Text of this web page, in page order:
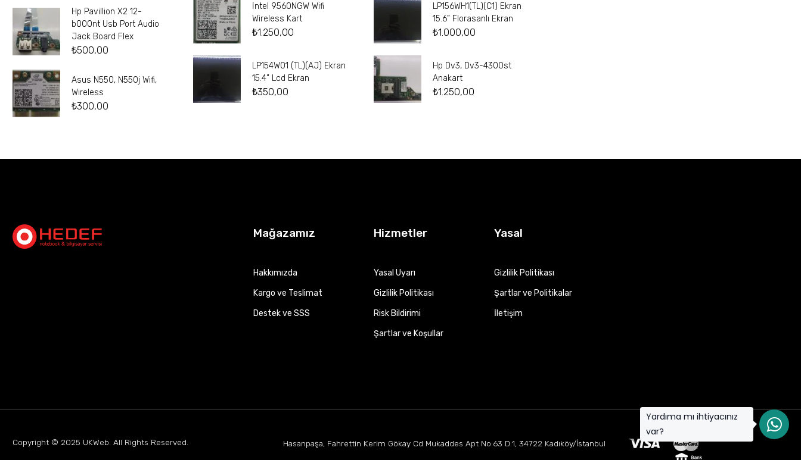
Hp Pavillion X2 12-
b000nt Usb Port Audio
Jack Board Flex
₺500,00
Asus N550, N550j Wifi,
Wireless
₺300,00
İntel 9560NGW Wifi
Wireless Kart
₺1.250,00
LP154W01 (TL)(AJ) Ekran
15.4” Lcd Ekran
₺350,00
LP156WH1(TL)(C1) Ekran
15.6” Florasanlı Ekran
₺1.000,00
Hp Dv3, Dv3-4300st
Anakart
₺1.250,00
Mağazamız
Hakkımızda
Kargo ve Teslimat
Destek ve SSS
Hizmetler
Yasal Uyarı
Gizlilik Politikası
Risk Bildirimi
Şartlar ve Koşullar
Yasal
Gizlilik Politikası
Şartlar ve Politikalar
İletişim
Copyright © 2025 UKWeb . All Rights Reserved. Hasanpaşa, Fahrettin Kerim Gökay Cd Mukaddes Apt No:63 D:1, 34722 Kadıköy/İstanbul
Yardıma mı ihtiyacınız
var?